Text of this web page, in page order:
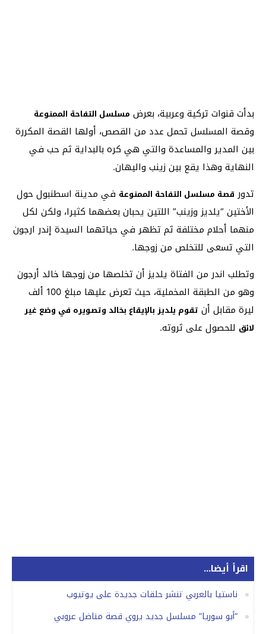
بدأت قنوات تركية وعربية، بعرض مسلسل التفاحة الممنوعة
وقصة المسلسل تحمل عدد من القصص، أولها القصة المكررة
بين المدير والمساعدة والتي هي كره بالبداية ثم حب في
النهاية وهذا يقع بين زينب واليهان.
تدور قصة مسلسل التفاحة الممنوعة في مدينة اسطنبول حول
الأختين “يلديز وزينب” اللتين يحبان بعضهما كثيرا، ولكن لكل
منهما أحلام مختلفة ثم تظهر في حياتهما السيدة إندر ارجون
التي تسعى للتخلص من زوجها.
وتطلب اندر من الفتاة يلديز أن تخلصها من زوجها خالد أرجون
وهو من الطبقة المخملية، حيث تعرض عليها مبلغ 100 ألف
ليرة مقابل أن تقوم يلديز بالإيقاع بخالد وتصويره في وضع غير
لائق للحصول على ثروته.
اقرأ أيضا...
ناستيا بالعربي تنشر حلقات جديدة على يوتيوب
“أبو سوريا” مسلسل جديد يروي قصة مناضل عروبي